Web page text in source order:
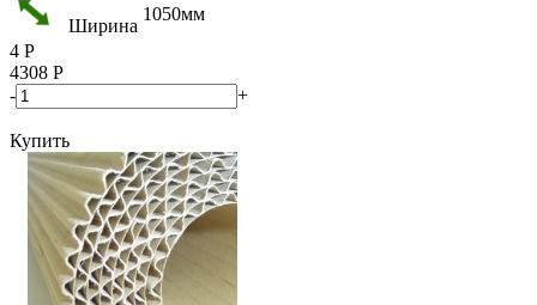
Ширина
1050мм
4 Р
4308 Р
-
+
Купить